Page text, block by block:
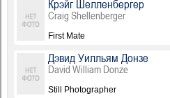
Крэйг Шелленбергер
Craig Shellenberger
First Mate
Дэвид Уилльям Донзе
David William Donze
Still Photographer